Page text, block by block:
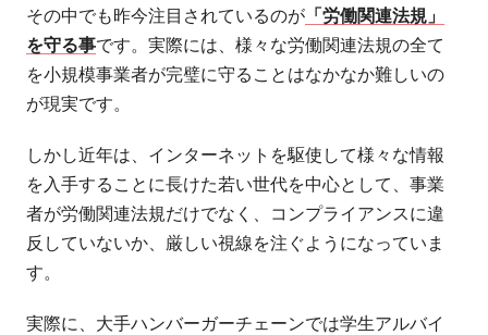
その中でも昨今注目されているのが 「労働関連法規」
を守る事です。実際には、様々な労働関連法規の全て
を小規模事業者が完璧に守ることはなかなか難しいの
が現実です。
しかし近年は、インターネットを駆使して様々な情報
を入手することに長けた若い世代を中心として、事業
者が労働関連法規だけでなく、コンプライアンスに違
反していないか、厳しい視線を注ぐようになっていま
す。
実際に、大手ハンバーガーチェーンでは学生アルバイ